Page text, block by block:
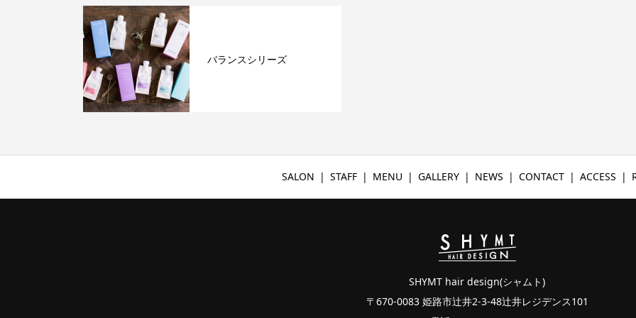
バランスシリーズ
SALON STAFF MENU GALLERY NEWS CONTACT ACCESS
SHYMT hair design(シャムト)
〒670-0083 姫路市辻井2-3-48辻井レジデンス101